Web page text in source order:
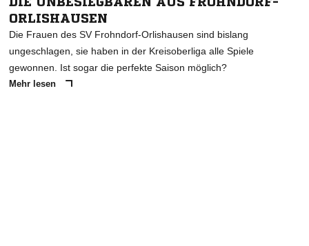
ORLISHAUSEN
Die Frauen des SV Frohndorf-Orlishausen sind bislang
ungeschlagen, sie haben in der Kreisoberliga alle Spiele
gewonnen. Ist sogar die perfekte Saison möglich?
Mehr lesen